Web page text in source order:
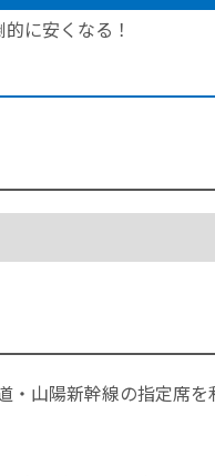
に安くなる！
・山陽新幹線の指定席